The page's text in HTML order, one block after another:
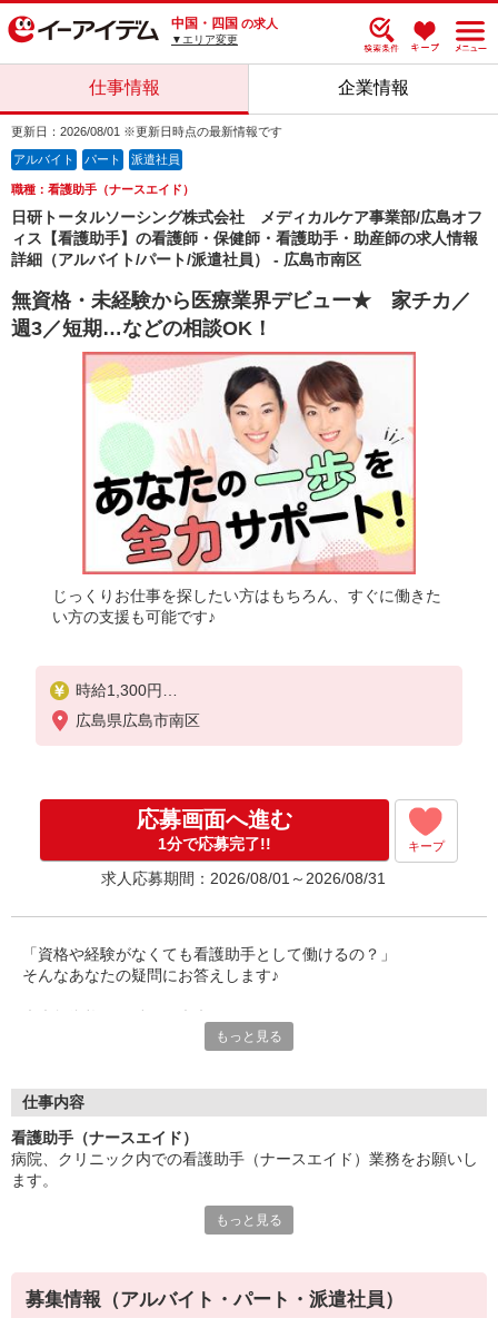
中国・四国 の求人
▼エリア変更
仕事情報 企業情報
更新日：2026/08/01 ※更新日時点の最新情報です
アルバイト パート 派遣社員
職種：看護助手（ナースエイド）
日研トータルソーシング株式会社 メディカルケア事業部/広島オフ
ィス【看護助手】の看護師・保健師・看護助手・助産師の求人情報
詳細（アルバイト/パート/派遣社員） - 広島市南区
無資格・未経験から医療業界デビュー★ 家チカ／
週3／短期…などの相談OK！
じっくりお仕事を探したい方はもちろん、すぐに働きた
い方の支援も可能です♪
時給1,300円
★週払いOK（規定あり）
広島県広島市南区
応募画面へ進む
1分で応募完了!! キープ
求人応募期間：2026/08/01～2026/08/31
「資格や経験がなくても看護助手として働けるの？」
そんなあなたの疑問にお答えします♪
資格の有無だけでなく、医療系の学歴に関しても問われません。
◇◆未経験からスタートOK◆◇
必要なことは入社後の手厚い研修制度でしっかりカバーするの
で、未経験者も安心して業務に励めますよ。
もっと見る
仕事内容
看護助手（ナースエイド）
病院、クリニック内での看護助手（ナースエイド）業務をお願いし
ます。
・医療器具の洗浄や消毒
・シーツ交換やベッドメイキング
もっと見る
募集情報（アルバイト・パート・派遣社員）